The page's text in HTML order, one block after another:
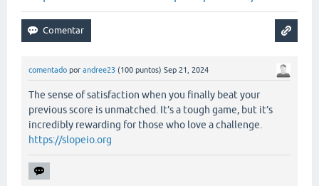
comentado por andree23 (100 puntos) Sep 21, 2024
The sense of satisfaction when you finally beat your
previous score is unmatched. It’s a tough game, but it’s
incredibly rewarding for those who love a challenge.
https://slopeio.org